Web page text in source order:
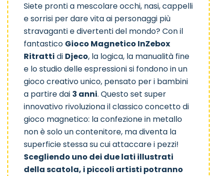
Animo Zanimals
Siete pronti a mescolare occhi, nasi, cappelli
e sorrisi per dare vita ai personaggi più
stravaganti e divertenti del mondo? Con il
fantastico Gioco Magnetico InZebox
Ritratti di Djeco, la logica, la manualità fine
e lo studio delle espressioni si fondono in un
gioco creativo unico, pensato per i bambini
a partire dai 3 anni. Questo set super
innovativo rivoluziona il classico concetto di
gioco magnetico: la confezione in metallo
non è solo un contenitore, ma diventa la
superficie stessa su cui attaccare i pezzi!
Scegliendo uno dei due lati illustrati
della scatola, i piccoli artisti potranno